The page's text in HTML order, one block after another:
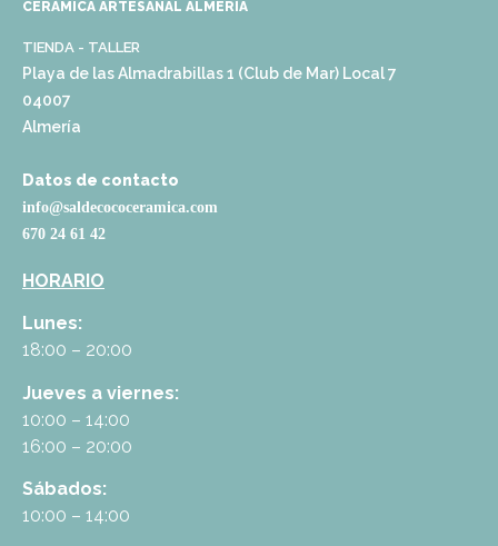
CERÁMICA ARTESANAL ALMERÍA
TIENDA - TALLER
Playa de las Almadrabillas 1 (Club de Mar) Local 7
04007
Almería
Datos de contacto
info@saldecococeramica.com
670 24 61 42
HORARIO
Lunes:
18:00 – 20:00
Jueves a viernes:
10:00 – 14:00
16:00 – 20:00
Sábados:
10:00 – 14:00